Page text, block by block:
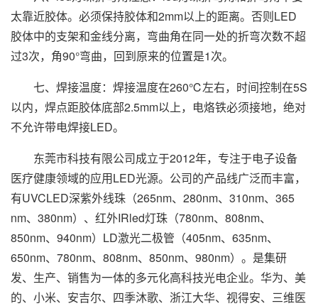
太靠近胶体。必须保持胶体和2mm以上的距离。否则LED
胶体中的支架和金线分离，弯曲角在同一处的折弯次数不超
过3次，角90°弯曲，回到原来的位置是1次。
七、焊接温度：焊接温度在260℃左右，时间控制在5S
以内，焊点距胶体底部2.5mm以上，电烙铁必须接地，绝对
不允许带电焊接LED。
东莞市科技有限公司成立于2012年，专注于电子设备
医疗健康领域的应用LED光源。公司的产品线广泛而丰富，
有UVCLED深紫外线珠（265nm、280nm、310nm、365
nm、380nm）、红外IRled灯珠（780nm、808nm、
850nm、940nm）LD激光二极管（405nm、635nm、
650nm、780nm、808nm、850nm、980nm）。是集研
发、生产、销售为一体的多元化高科技光电企业。华为、美
的、小米、安吉尔、四季沐歌、浙江大华、视得安、三维医